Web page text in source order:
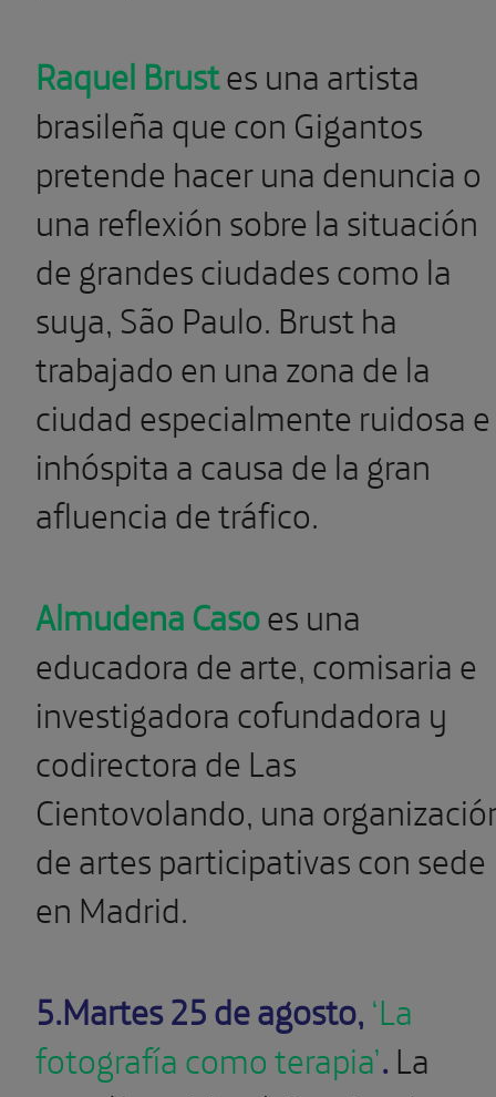
Raquel Brustes una artista
brasileña que con Gigantos
pretende hacer una denuncia o
una reflexión sobre la situación
de grandes ciudades como la
suya, São Paulo. Brust ha
trabajado en una zona de la
ciudad especialmente ruidosa e
inhóspita a causa de la gran
afluencia de tráfico.
Almudena Casoes una
educadora de arte, comisaria e
investigadora cofundadora y
codirectora de Las
Cientovolando, una
de artes participativas con sede
en Madrid.
5.Martes 25 de agosto,‘La
fotografía como terapia’. La